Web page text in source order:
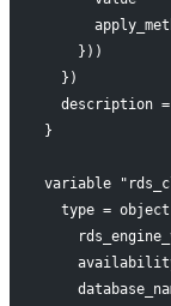
    }))
  })
description
}
variable
type =